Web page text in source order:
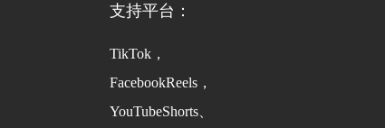
支持平台：
TikTok，
FacebookReels，
YouTubeShorts、